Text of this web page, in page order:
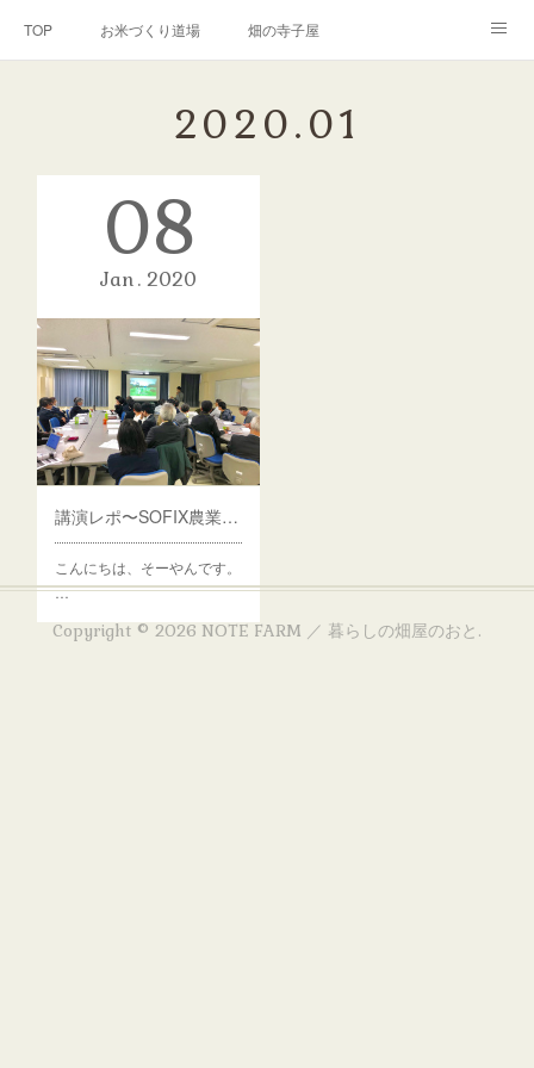
TOP お米づくり道場 畑の寺子屋
2020.01
08
Jan 2020
講演レポ〜SOFIX農業推進機構〜
こんにちは、そーやんです。
…
Copyright © 2026 NOTE FARM ／ 暮らしの畑屋のおと .